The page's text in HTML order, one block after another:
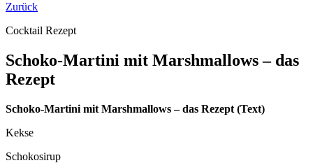
Zurück
Cocktail Rezept
Schoko-Martini mit Marshmallows – das
Rezept
Schoko-Martini mit Marshmallows – das Rezept (Text)
Kekse
Schokosirup